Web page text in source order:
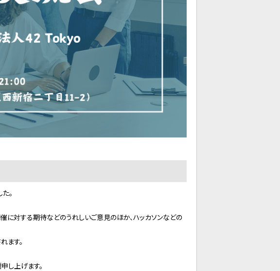
。
対する期待などのうれしいご意見のほか、ハッカソンなどの
ます。
し上げます。